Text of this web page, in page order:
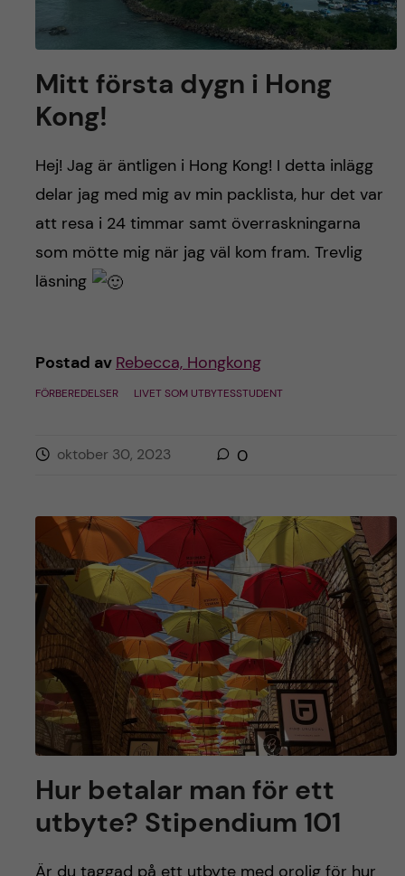
Mitt första dygn i Hong
Kong!
Hej! Jag är äntligen i Hong Kong! I detta inlägg
delar jag med mig av min packlista, hur det var
att resa i 24 timmar samt överraskningarna
som mötte mig när jag väl kom fram. Trevlig
läsning
Postad av Rebecca, Hongkong
FÖRBEREDELSER LIVET SOM UTBYTESSTUDENT
oktober 30, 2023 0
Hur betalar man för ett
utbyte? Stipendium 101